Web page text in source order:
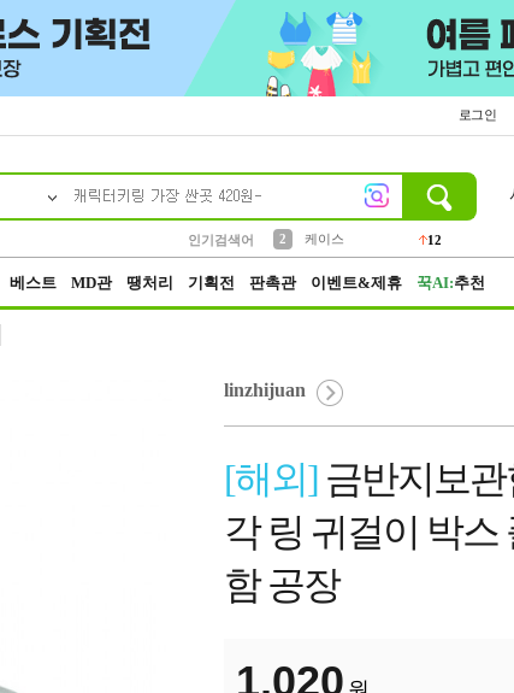
로그인
인기검색어
2
케이스
12
베스트 MD관 땡처리 기획전 판촉관 이벤트&제휴 꾹AI:추천
linzhijuan
[해외] 금반지보
각 링 귀걸이 박
함 공장
1,020